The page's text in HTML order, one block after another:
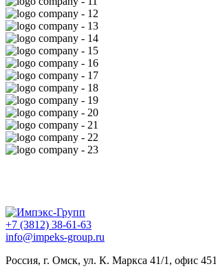
+7 (3812) 38-61-63
info@impeks-group.ru
Россия, г. Омск, ул. К. Маркса 41/1, офис 451